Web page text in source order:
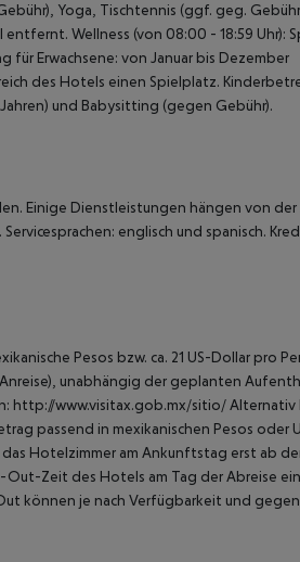
Yoga, Tischtennis (ggf. geg.
Wellness (von 08:00 - 18:59 Uhr):
Erwachsene: von Januar bis Dezember
des Hotels einen Spielplatz.
und Babysitting (gegen Gebühr).
Einige Dienstleistungen hängen von der
englisch und spanisch.
Pesos bzw. ca. 21 US-Dollar pro
unabhängig der geplanten
http://www.visitax.gob.mx/sitio/ Alternativ
passend in mexikanischen Pesos oder
Hotelzimmer am Ankunftstag erst ab
Zeit des Hotels am Tag der Abreise
können je nach Verfügbarkeit und